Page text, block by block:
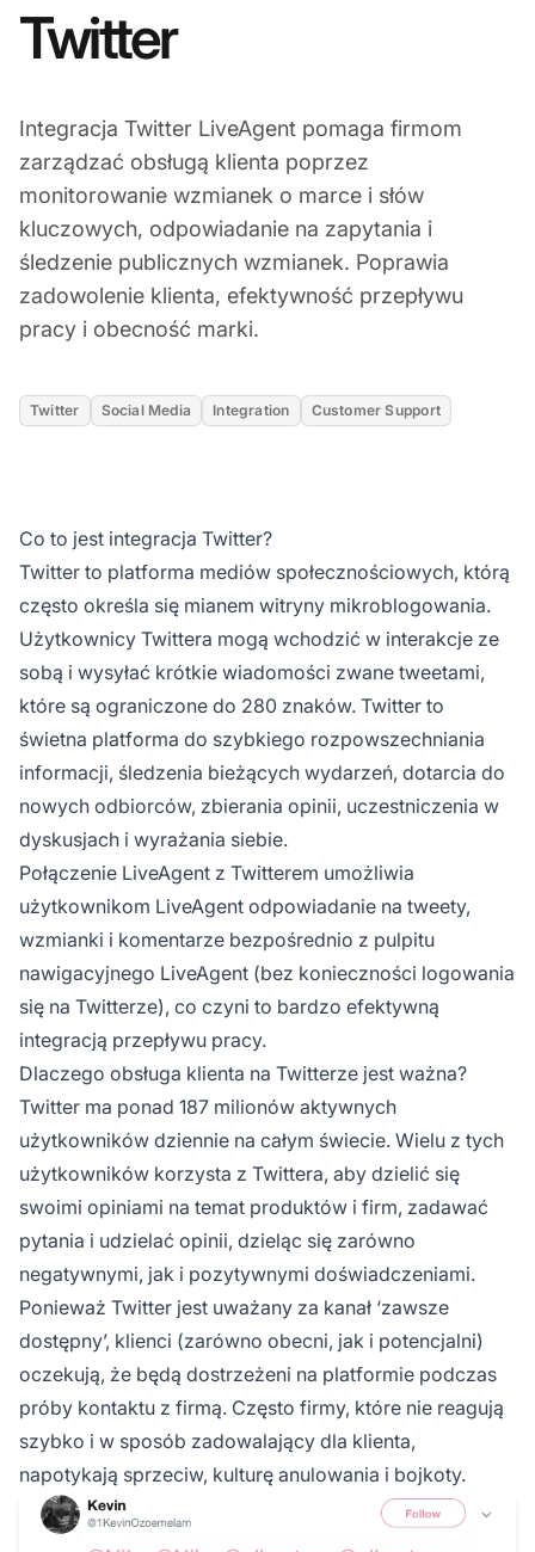
Twitter
Integracja Twitter LiveAgent pomaga firmom
zarządzać obsługą klienta poprzez
monitorowanie wzmianek o marce i słów
kluczowych, odpowiadanie na zapytania i
śledzenie publicznych wzmianek. Poprawia
zadowolenie klienta, efektywność przepływu
pracy i obecność marki.
Twitter Social Media Integration Customer Support
Co to jest integracja Twitter?
Twitter to platforma mediów społecznościowych, którą
często określa się mianem witryny mikroblogowania.
Użytkownicy Twittera mogą wchodzić w interakcje ze
sobą i wysyłać krótkie wiadomości zwane tweetami,
które są ograniczone do 280 znaków. Twitter to
świetna platforma do szybkiego rozpowszechniania
informacji, śledzenia bieżących wydarzeń, dotarcia do
nowych odbiorców, zbierania opinii, uczestniczenia w
dyskusjach i wyrażania siebie.
Połączenie LiveAgent z Twitterem umożliwia
użytkownikom LiveAgent odpowiadanie na tweety,
wzmianki i komentarze bezpośrednio z pulpitu
nawigacyjnego LiveAgent (bez konieczności logowania
się na Twitterze), co czyni to bardzo efektywną
integracją przepływu pracy.
Dlaczego obsługa klienta na Twitterze jest ważna?
Twitter ma ponad 187 milionów aktywnych
użytkowników dziennie na całym świecie. Wielu z tych
użytkowników korzysta z Twittera, aby dzielić się
swoimi opiniami na temat produktów i firm, zadawać
pytania i udzielać opinii, dzieląc się zarówno
negatywnymi, jak i pozytywnymi doświadczeniami.
Ponieważ Twitter jest uważany za kanał ‘zawsze
dostępny’, klienci (zarówno obecni, jak i potencjalni)
oczekują, że będą dostrzeżeni na platformie podczas
próby kontaktu z firmą. Często firmy, które nie reagują
szybko i w sposób zadowalający dla klienta,
napotykają sprzeciw, kulturę anulowania i bojkoty.